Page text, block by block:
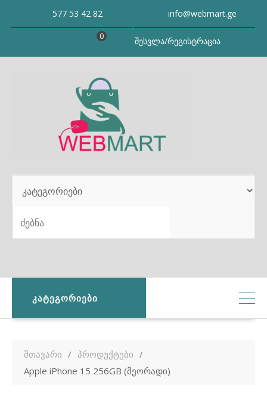
577 53 42 82 info@webmart.ge
შესვლა/რეგისტრაცია
0
SEARCH
ᲙᲐᲢᲔᲒᲝᲠᲘᲔᲑᲘ
მთავარი
პროდუქტები
Apple iPhone 15 256GB (მეორადი)